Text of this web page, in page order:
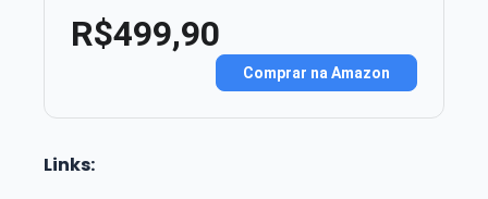
R$499,90
Comprar na Amazon
Links: